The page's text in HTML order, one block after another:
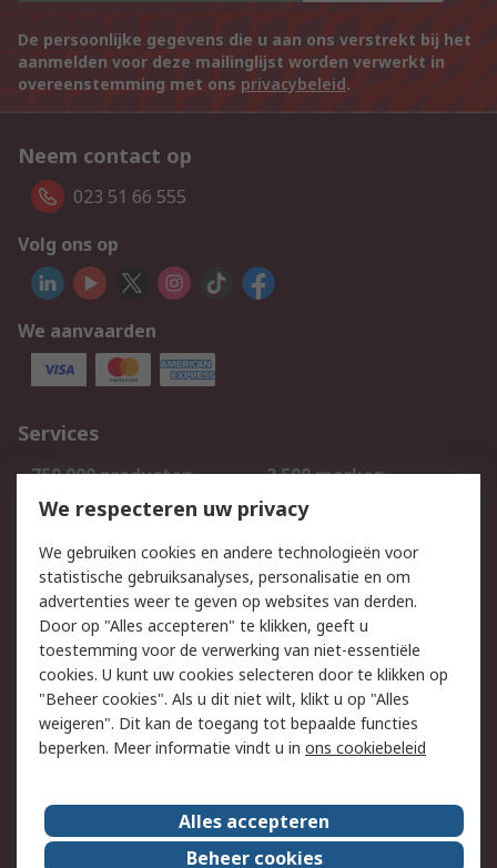
De persoonlijke gegevens die u aan ons verstrekt bij het
aanmelden voor deze mailinglijst worden verwerkt in
overeenstemming met ons privacybeleid.
Neem contact op
023 51 66 555
Volg ons op
We aanvaarden
Services
750.000 producten
2.500 merken
Bestellen
Inkoopoplossingen
Track & Trace
Wettelijk
Cookiebeleid
Email veiligheid
Privacybeleid
Websitevoorwaarden
Algemene
verkoopvoorwaarden
Over RS
RS Group Over ons
We respecteren uw privacy
We gebruiken cookies en andere technologieën voor
statistische gebruiksanalyses, personalisatie en om
advertenties weer te geven op websites van derden.
Door op "Alles accepteren" te klikken, geeft u
toestemming voor de verwerking van niet-essentiële
cookies. U kunt uw cookies selecteren door te klikken op
"Beheer cookies". Als u dit niet wilt, klikt u op "Alles
weigeren". Dit kan de toegang tot bepaalde functies
beperken. Meer informatie vindt u in ons cookiebeleid
Alles accepteren
Beheer cookies